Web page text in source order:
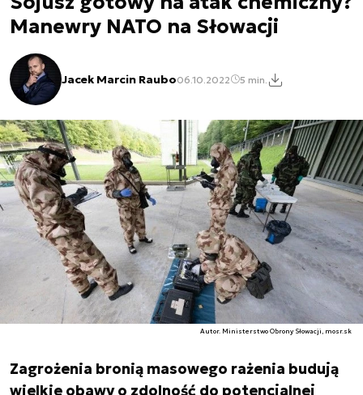
Manewry NATO na Słowacji
Jacek Marcin Raubo06.10.2022 5 min.
Autor. Ministerstwo Obrony Słowacji, mosr.sk
Zagrożenia bronią masowego rażenia budują
wielkie obawy o zdolność do potencjalnej